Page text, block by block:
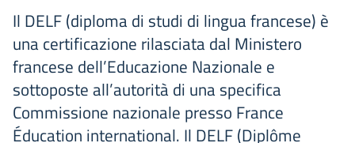
Il DELF (diploma di studi di lingua francese) è
una certificazione rilasciata dal Ministero
francese dell’Educazione Nazionale e
sottoposte all’autorità di una specifica
Commissione nazionale presso France
Éducation international. Il DELF (Diplôme